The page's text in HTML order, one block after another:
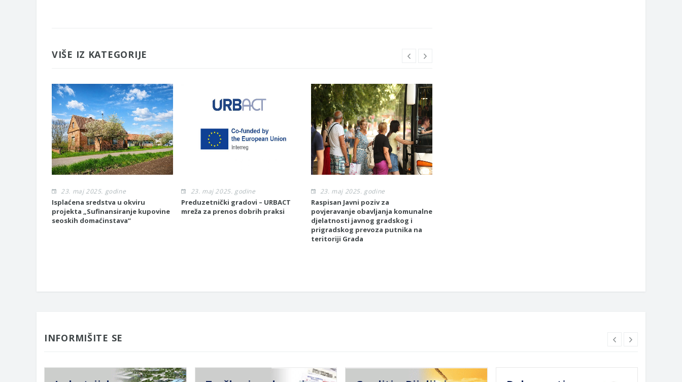
VIŠE IZ KATEGORIJE
23. maj 2025. godine
Isplaćena sredstva u okviru
projekta „Sufinansiranje kupovine
seoskih domaćinstava“
23. maj 2025. godine
Preduzetnički gradovi – URBACT
mreža za prenos dobrih praksi
23. maj 2025. godine
Raspisan Javni poziv za
povjeravanje obavljanja komunalne
djelatnosti javnog gradskog i
prigradskog prevoza putnika na
teritoriji Grada
INFORMIŠITE SE